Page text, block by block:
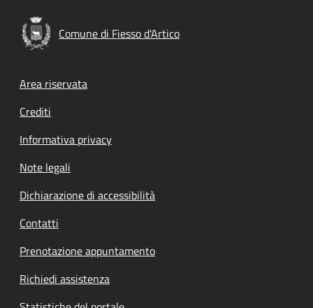
Comune di Fiesso d'Artico
Footer menu
Area riservata
Crediti
Informativa privacy
Note legali
Dichiarazione di accessibilità
Contatti
Prenotazione appuntamento
Richiedi assistenza